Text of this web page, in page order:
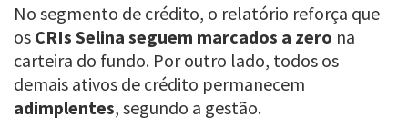
No segmento de crédito, o relatório reforça que
os CRIs Selina seguem marcados a zero na
carteira do fundo. Por outro lado, todos os
demais ativos de crédito permanecem
adimplentes, segundo a gestão.